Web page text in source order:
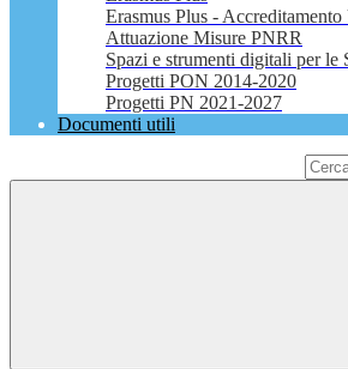
Erasmus Plus -
Attuazione Misure PNRR
Spazi e strumenti digitali per le
Progetti PON 2014-2020
Progetti PN 2021-2027
Documenti utili